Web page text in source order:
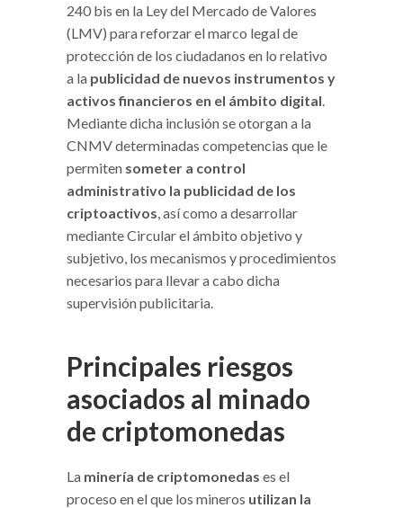
240 bis en la Ley del Mercado de Valores
(LMV) para reforzar el marco legal de
protección de los ciudadanos en lo relativo
a la publicidad de nuevos instrumentos y
activos financieros en el ámbito digital.
Mediante dicha inclusión se otorgan a la
CNMV determinadas competencias que le
permiten someter a control
administrativo la publicidad de los
criptoactivos, así como a desarrollar
mediante Circular el ámbito objetivo y
subjetivo, los mecanismos y procedimientos
necesarios para llevar a cabo dicha
supervisión publicitaria.
Principales riesgos
asociados al minado
de criptomonedas
La minería de criptomonedas es el
proceso en el que los mineros utilizan la